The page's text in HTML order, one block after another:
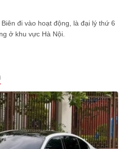
đi vào hoạt động, là đại lý thứ 6
ở khu vực Hà Nội.